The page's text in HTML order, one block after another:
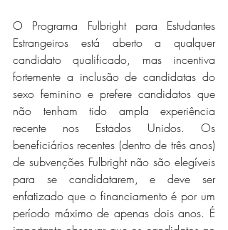
O Programa Fulbright para Estudantes
Estrangeiros está aberto a qualquer
candidato qualificado, mas incentiva
fortemente a inclusão de candidatas do
sexo feminino e prefere candidatos que
não tenham tido ampla experiência
recente nos Estados Unidos. Os
beneficiários recentes (dentro de três anos)
de subvenções Fulbright não são elegíveis
para se candidatarem, e deve ser
enfatizado que o financiamento é por um
período máximo de apenas dois anos. É